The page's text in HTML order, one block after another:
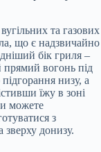
та газових
що є надзвичайно
бік гриля –
прямий вогонь під
низу, а
їжу в зоні
можете
з
донизу.